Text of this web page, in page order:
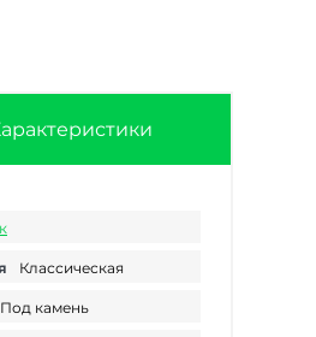
Классическая
Под камень